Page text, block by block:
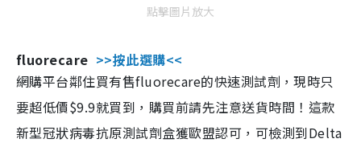
點擊圖片放大
fluorecare >>按此選購<<
網購平台鄰住買有售fluorecare的快速測試劑，現時只
要超低價$9.9就買到，購買前請先注意送貨時間！這款
新型冠狀病毒抗原測試劑盒獲歐盟認可，可檢測到Delta